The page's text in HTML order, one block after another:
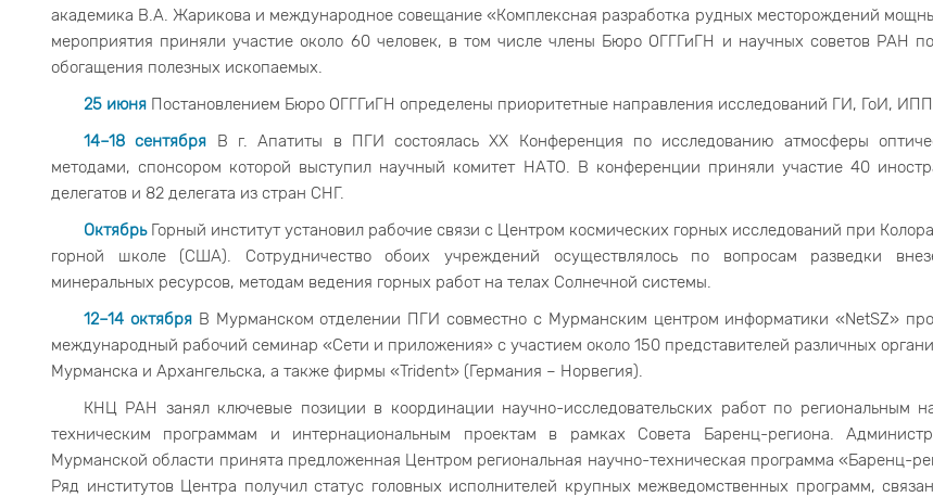
академика В.А. Жарикова и международное совещание «Комплексная разработка рудных месторождений
мероприятия приняли участие около 60 человек, в том числе члены Бюро ОГГГиГН и научных советов РАН
обогащения полезных ископаемых.
25 июня Постановлением Бюро ОГГГиГН определены приоритетные направления исследований ГИ, ГоИ,
14–18 сентября В г. Апатиты в ПГИ состоялась ХХ Конференция по исследованию атмосферы
методами, спонсором которой выступил научный комитет НАТО. В конференции приняли участие 40
делегатов и 82 делегата из стран СНГ.
ОктябрьГорный институт установил рабочие связи с Центром космических горных исследований при
горной школе (США). Сотрудничество обоих учреждений осуществлялось по вопросам разведки
минеральных ресурсов, методам ведения горных работ на телах Солнечной системы.
12–14 октябряВ Мурманском отделении ПГИ совместно с Мурманским центром информатики «NetSZ»
международный рабочий семинар «Сети и приложения» с участием около 150 представителей различных
Мурманска и Архангельска, а также фирмы «Trident» (Германия – Норвегия).
КНЦ РАН занял ключевые позиции в координации научно-исследовательских работ по региональным
техническим программам и интернациональным проектам в рамках Совета Баренц-региона.
Мурманской области принята предложенная Центром региональная научно-техническая программа «Баренц-
Ряд институтов Центра получил статус головных исполнителей крупных межведомственных программ,